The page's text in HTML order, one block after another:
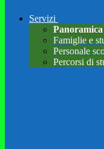
Servizi
Panoramica
Famiglie e
Personale
Percorsi di